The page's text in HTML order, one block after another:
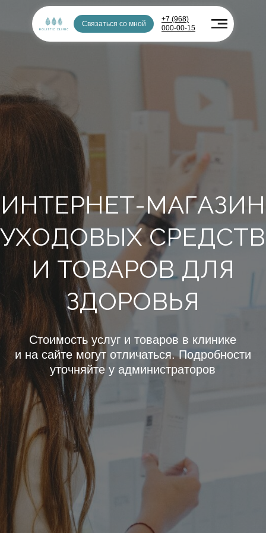
Связаться со мной
+7 (968)
000-00-15
ИНТЕРНЕТ-МАГАЗИН
УХОДОВЫХ СРЕДСТВ
И ТОВАРОВ ДЛЯ
ЗДОРОВЬЯ
Стоимость услуг и товаров в клинике
и на сайте могут отличаться. Подробности
уточняйте у администраторов